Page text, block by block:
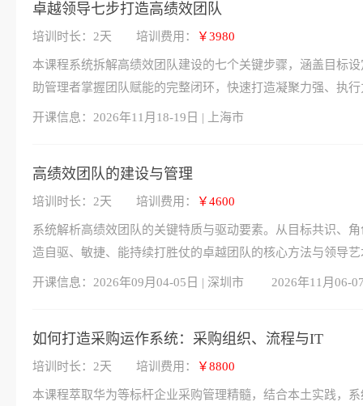
卓越领导七步打造高绩效团队
培训时长：2天 培训费用： ￥3980
本课程系统拆解高绩效团队建设的七个关键步骤，涵盖目标
助管理者掌握团队赋能的完整闭环，快速打造凝聚力强、执
开课信息： 2026年11月18-19日 | 上海市
高绩效团队的建设与管理
培训时长：2天 培训费用： ￥4600
系统解析高绩效团队的关键特质与驱动要素。从目标共识、
造自驱、敏捷、能持续打胜仗的卓越团队的核心方法与领导艺
开课信息： 2026年09月04-05日 | 深圳市 2026年11月06-
如何打造采购运作系统：采购组织、流程与IT
培训时长：2天 培训费用： ￥8800
本课程萃取华为等标杆企业采购管理精髓，结合本土实践，